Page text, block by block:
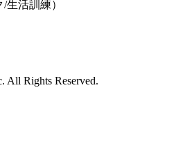
生活訓練）
All Rights Reserved.